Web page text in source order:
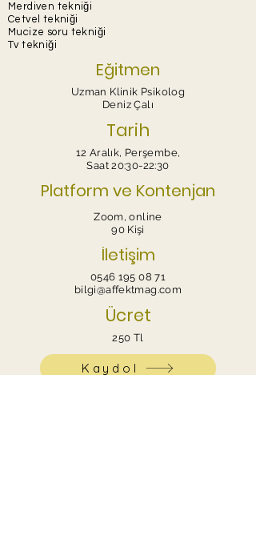
Merdiven tekniği
Cetvel tekniği
Mucize soru tekniği
Tv tekniği
Eğitmen
Uzman Klinik Psikolog
Deniz Çalı
Tarih
12 Aralık, Perşembe,
Saat 20:30-22:30
Platform ve Kontenjan
Zoom, online
90 Kişi
İletişim
0546 195 08 71
bilgi@affektmag.com
Ücret
250 Tl
Kaydol